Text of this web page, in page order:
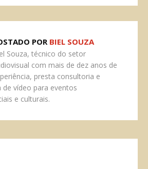
POR BIEL SOUZA
Souza, técnico do setor
com mais de dez anos de
presta consultoria e
de vídeo para eventos
e culturais.